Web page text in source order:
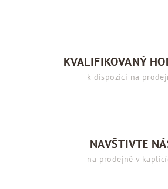
KVALIFIKOVANÝ
k dispozici na
NAVŠTIVTE
na prodejně v